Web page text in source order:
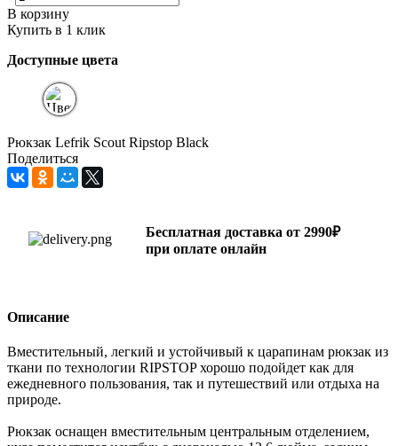
В корзину
Купить в 1 клик
Доступные цвета
Рюкзак Lefrik Scout Ripstop Black
Поделиться
Бесплатная доставка от 2990₽
при оплате онлайн
Описание
Вместительный, легкий и устойчивый к царапинам рюкзак из
ткани по технологии RIPSTOP хорошо подойдет как для
ежедневного пользования, так и путешествий или отдыха на
природе.
Рюкзак оснащен вместительным центральным отделением,